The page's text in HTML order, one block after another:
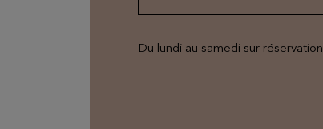
Les Thermes evian®
Du lundi au samedi sur réservation